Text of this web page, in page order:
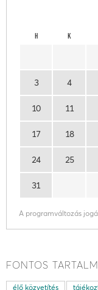
H K
3 4
10 11
17 18
24 25
31
A programváltozás
FONTOS
élő közvetítés